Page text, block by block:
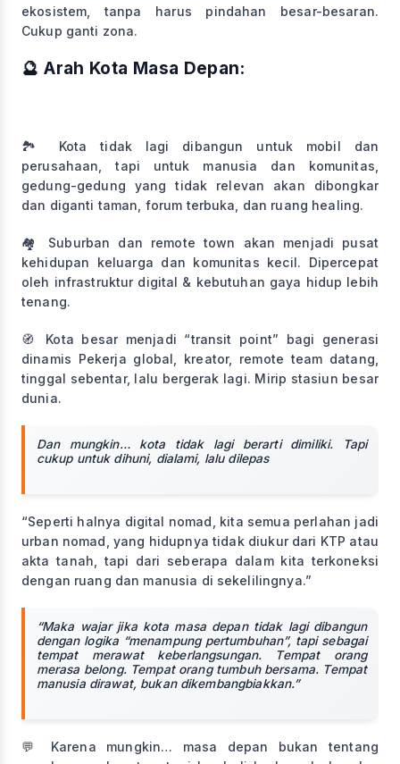
ekosistem, tanpa harus pindahan besar-besaran.
Cukup ganti zona.
🔮 Arah Kota Masa Depan:
🏞️ Kota tidak lagi dibangun untuk mobil dan
perusahaan, tapi untuk manusia dan komunitas,
gedung-gedung yang tidak relevan akan dibongkar
dan diganti taman, forum terbuka, dan ruang healing.
🏘️ Suburban dan remote town akan menjadi pusat
kehidupan keluarga dan komunitas kecil. Dipercepat
oleh infrastruktur digital & kebutuhan gaya hidup lebih
tenang.
🧭 Kota besar menjadi “transit point” bagi generasi
dinamis Pekerja global, kreator, remote team datang,
tinggal sebentar, lalu bergerak lagi. Mirip stasiun besar
dunia.
Dan mungkin… kota tidak lagi berarti dimiliki. Tapi
cukup untuk dihuni, dialami, lalu dilepas
“Seperti halnya digital nomad, kita semua perlahan jadi
urban nomad, yang hidupnya tidak diukur dari KTP atau
akta tanah, tapi dari seberapa dalam kita terkoneksi
dengan ruang dan manusia di sekelilingnya.”
“Maka wajar jika kota masa depan tidak lagi dibangun
dengan logika “menampung pertumbuhan”, tapi sebagai
tempat merawat keberlangsungan. Tempat orang
merasa belong. Tempat orang tumbuh bersama. Tempat
manusia dirawat, bukan dikembangbiakkan.”
💬 Karena mungkin… masa depan bukan tentang